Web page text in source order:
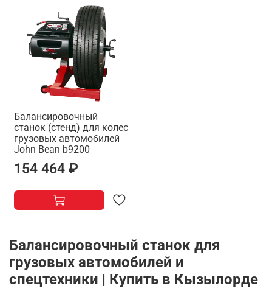
Балансировочный
станок (стенд) для колес
грузовых автомобилей
Jоhn Bean b9200
154 464 ₽
Балансировочный станок для
грузовых автомобилей и
спецтехники | Купить в Кызылорде